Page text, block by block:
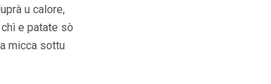
u calore,
e patate sò
micca sottu